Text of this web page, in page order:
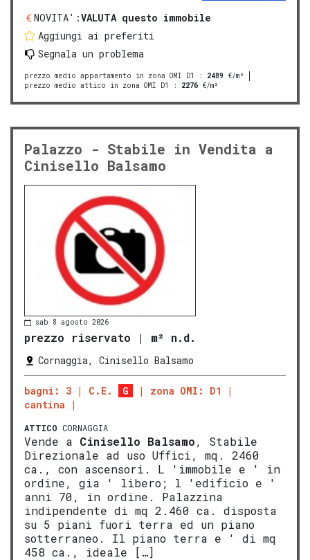
NOVITA':VALUTA questo immobile
Aggiungi ai preferiti
Segnala un problema
prezzo medio appartamento in zona OMI D1 : 2489 €/m²
prezzo medio attico in zona OMI D1
: 2276 €/m²
Palazzo - Stabile in Vendita a
Cinisello Balsamo
sab 8 agosto 2026
prezzo riservato | m² n.d.
Cornaggia, Cinisello Balsamo
bagni: 3 C.E. G
zona OMI: D1
cantina
ATTICO CORNAGGIA
Vende a Cinisello Balsamo, Stabile
Direzionale ad uso Uffici, mq. 2460
ca., con ascensori. L 'immobile e ' in
ordine, gia ' libero; l 'edificio e '
anni 70, in ordine. Palazzina
indipendente di mq 2.460 ca. disposta
su 5 piani fuori terra ed un piano
sotterraneo. Il piano terra e ' di mq
458 ca., ideale […]